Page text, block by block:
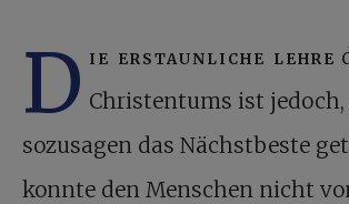
D ie erstaunliche lehre
Christentums ist jedoch,
sozusagen das Nächstbeste
konnte den Menschen nicht